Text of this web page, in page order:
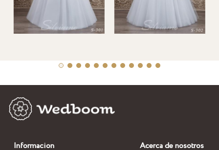
Informacion Acerca de nosotros